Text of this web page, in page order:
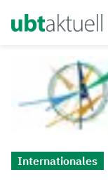
Internationales